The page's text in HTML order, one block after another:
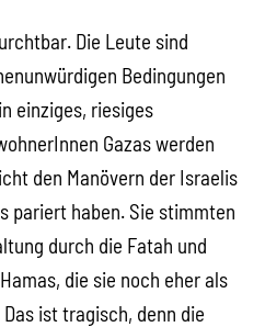
Die Leute sind
Bedingungen
einziges, riesiges
Gazas werden
den Manövern der Israelis
pariert haben. Sie stimmten
durch die Fatah und
die sie noch eher als
ist tragisch, denn die